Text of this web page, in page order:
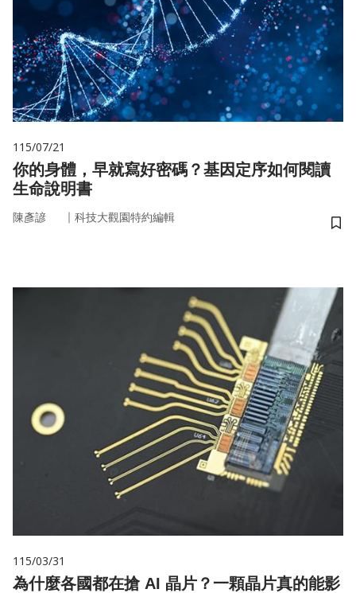
115/07/21
你的身體，早就寫好密碼？基因定序如何閱讀
生命說明書
陳彥諺 ｜ 科技大觀園特約編輯
儲
115/03/31
為什麼各國都在搶 AI 晶片？一顆晶片真的能影